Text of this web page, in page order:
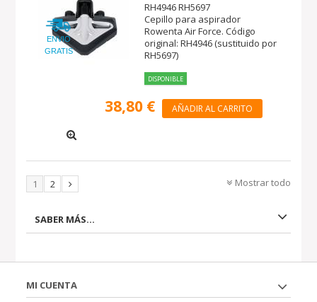
ENVIO
GRATIS
RH4946 RH5697
Cepillo para aspirador
Rowenta Air Force. Código
original: RH4946 (sustituido por
RH5697)
DISPONIBLE
38,80 € AÑADIR AL CARRITO
Mostrar todo
1 2
SABER MÁS...
MI CUENTA